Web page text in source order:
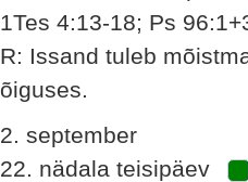
1Tes 4:13-18; Ps
R: Issand tuleb
õiguses.
2. september
22. nädala teisipäev